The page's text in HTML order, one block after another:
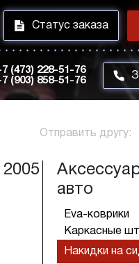
i Статус заказа
(473) 228-51-76
(903) 858-51-76
m
Отправить другу:
авто
Eva-коврики
Каркасные
Накидки на